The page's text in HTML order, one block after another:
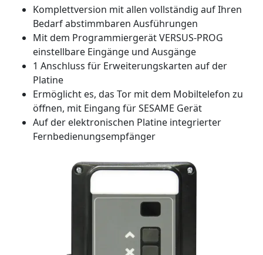
Komplettversion mit allen vollständig auf Ihren
Bedarf abstimmbaren Ausführungen
Mit dem Programmiergerät VERSUS-PROG
einstellbare Eingänge und Ausgänge
1 Anschluss für Erweiterungskarten auf der
Platine
Ermöglicht es, das Tor mit dem Mobiltelefon zu
öffnen, mit Eingang für SESAME Gerät
Auf der elektronischen Platine integrierter
Fernbedienungsempfänger